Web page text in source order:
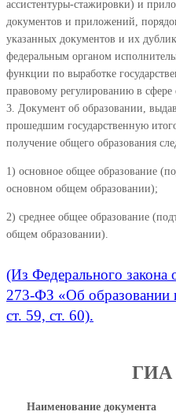
ассистентуры-стажировки) и
документов и приложений,
указанных документов и их
федеральным органом
функции по выработке
правовому регулированию в сфере
3. Документ об образовании,
прошедшим государственную
получение общего образования
1) основное общее образование
основном общем образовании);
2) среднее общее образование
общем образовании).
(Из Федерального закона
273-ФЗ «Об образовании
ст. 59, ст. 60).
ГИА
Наименование документа